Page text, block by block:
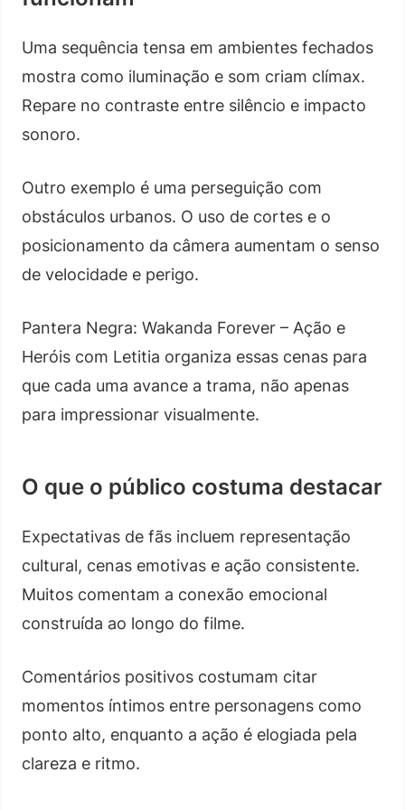
Uma sequência tensa em ambientes fechados
mostra como iluminação e som criam clímax.
Repare no contraste entre silêncio e impacto
sonoro.
Outro exemplo é uma perseguição com
obstáculos urbanos. O uso de cortes e o
posicionamento da câmera aumentam o senso
de velocidade e perigo.
Pantera Negra: Wakanda Forever – Ação e
Heróis com Letitia organiza essas cenas para
que cada uma avance a trama, não apenas
para impressionar visualmente.
O que o público costuma destacar
Expectativas de fãs incluem representação
cultural, cenas emotivas e ação consistente.
Muitos comentam a conexão emocional
construída ao longo do filme.
Comentários positivos costumam citar
momentos íntimos entre personagens como
ponto alto, enquanto a ação é elogiada pela
clareza e ritmo.